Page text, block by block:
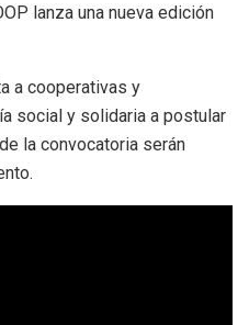
lanza una nueva edición
a cooperativas y
social y solidaria a postular
la convocatoria serán